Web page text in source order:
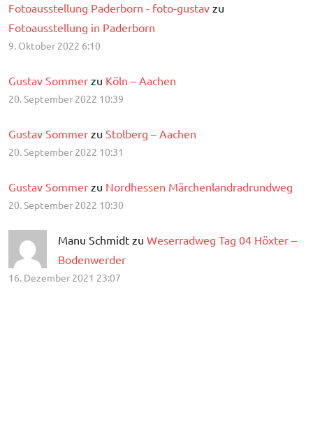
Fotoausstellung Paderborn - foto-gustav zu
Fotoausstellung in Paderborn
9. Oktober 2022 6:10
Gustav Sommer zu Köln – Aachen
20. September 2022 10:39
Gustav Sommer zu Stolberg – Aachen
20. September 2022 10:31
Gustav Sommer zu Nordhessen Märchenlandradrundweg
20. September 2022 10:30
Manu Schmidt zu Weserradweg Tag 04 Höxter –
Bodenwerder
16. Dezember 2021 23:07